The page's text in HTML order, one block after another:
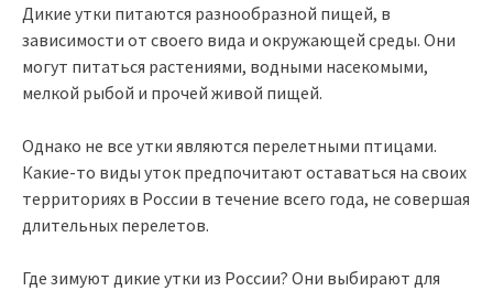
Дикие утки питаются разнообразной пищей, в
зависимости от своего вида и окружающей среды. Они
могут питаться растениями, водными насекомыми,
мелкой рыбой и прочей живой пищей.
Однако не все утки являются перелетными птицами.
Какие-то виды уток предпочитают оставаться на своих
территориях в России в течение всего года, не совершая
длительных перелетов.
Где зимуют дикие утки из России? Они выбирают для